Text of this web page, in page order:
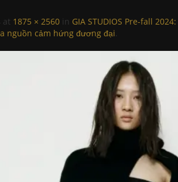
at 1875 × 2560 in GIA STUDIOS Pre-fall 2024:
nguồn cảm hứng đương đại.